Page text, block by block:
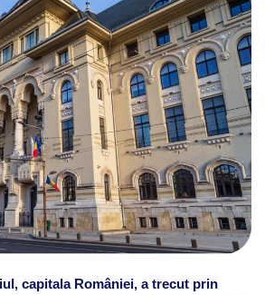
capitala României, a trecut prin